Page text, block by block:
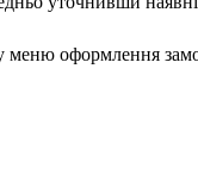
меню оформлення